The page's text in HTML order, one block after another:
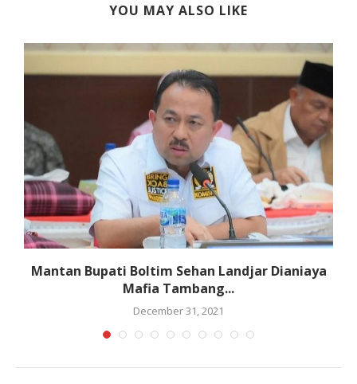
YOU MAY ALSO LIKE
Mantan Bupati Boltim Sehan Landjar Dianiaya
Mafia Tambang...
December 31, 2021